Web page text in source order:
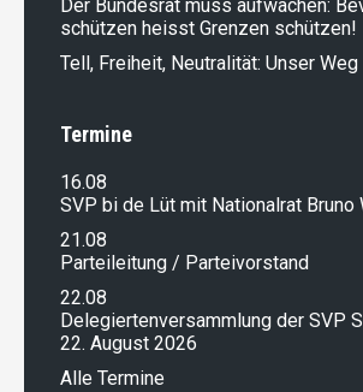
Der Bundesrat muss aufwachen:
schützen heisst Grenzen schützen!
Tell, Freiheit, Neutralität: Unser
Termine
16.08
SVP bi de Lüt mit Nationalrat Bruno
21.08
Parteileitung / Parteivorstand
22.08
Delegiertenversammlung der SVP
22. August 2026
Alle Termine